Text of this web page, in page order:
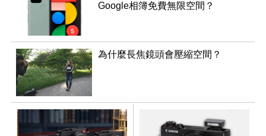
Google相簿免費無限空間？
為什麼長焦鏡頭會壓縮空間？